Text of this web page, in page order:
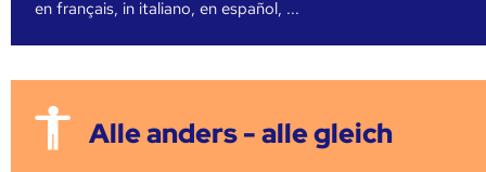
en français, in italiano, en español, ...
Alle anders - alle gleich